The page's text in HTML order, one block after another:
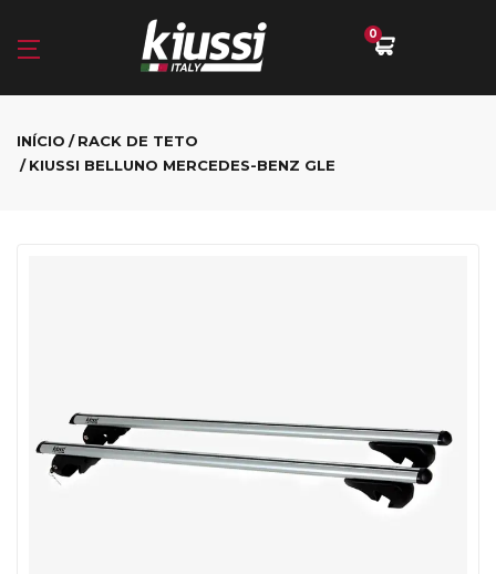
0
INÍCIO
RACK DE TETO
KIUSSI BELLUNO MERCEDES-BENZ GLE